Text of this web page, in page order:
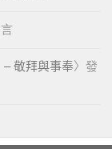
– 敬拜與事奉〉發